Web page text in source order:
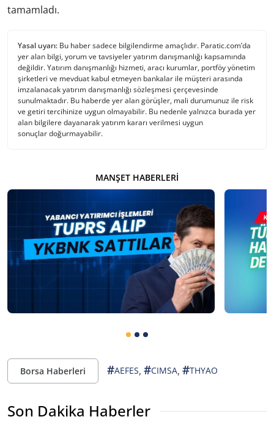
tamamladı.
Yasal uyarı: Bu haber sadece bilgilendirme amaçlıdır. Paratic.com’da
yer alan bilgi, yorum ve tavsiyeler yatırım danışmanlığı kapsamında
değildir. Yatırım danışmanlığı hizmeti, aracı kurumlar, portföy yönetim
şirketleri ve mevduat kabul etmeyen bankalar ile müşteri arasında
imzalanacak yatırım danışmanlığı sözleşmesi çerçevesinde
sunulmaktadır. Bu haberde yer alan görüşler, mali durumunuz ile risk
ve getiri tercihinize uygun olmayabilir. Bu nedenle yalnızca burada yer
alan bilgilere dayanarak yatırım kararı verilmesi uygun
sonuçlar doğurmayabilir.
MANŞET HABERLERI
Borsa Haberleri #AEFES, #CIMSA, #THYAO
Son Dakika Haberler